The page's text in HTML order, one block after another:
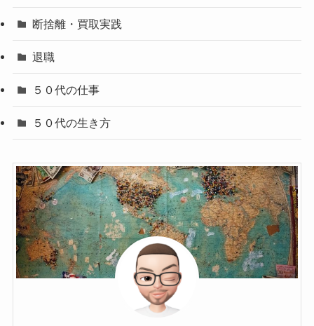
断捨離・買取実践
退職
５０代の仕事
５０代の生き方